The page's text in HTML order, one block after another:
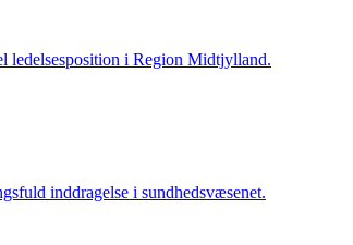
ledelsesposition i Region Midtjylland.
inddragelse i sundhedsvæsenet.